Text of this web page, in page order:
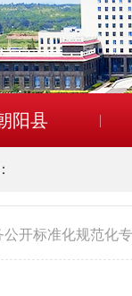
阳县
公开标准化规范化